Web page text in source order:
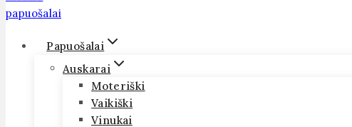
Papuošalai
Auskarai
Moteriški
Vaikiški
Vinukai